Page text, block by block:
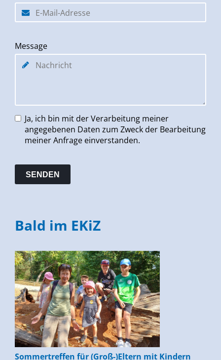
Message
Ja, ich bin mit der Verarbeitung meiner
angegebenen Daten zum Zweck der Bearbeitung
meiner Anfrage einverstanden.
Bald im EKiZ
Sommertreffen für (Groß-)Eltern mit Kindern